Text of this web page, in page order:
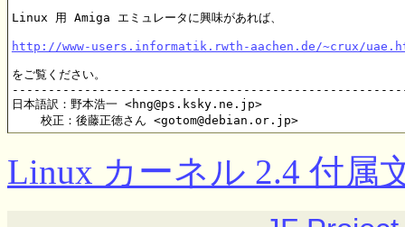
Linux 用 Amiga エミュレータに興味があれば、
http://www-users.informatik.rwth-aachen.de/~crux/
をご覧ください。
日本語訳：野本浩一 <hng@ps.ksky.ne.jp>
    校正：後藤正徳さん <gotom@debian.or.jp>
Linux カーネル 2.4 付属